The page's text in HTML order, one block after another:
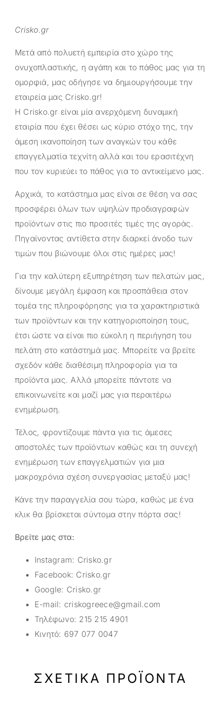
Crisko.gr
Μετά από πολυετή εμπειρία στο χώρο της
ονυχοπλαστικής, η αγάπη και το πάθος μας για τη
ομορφιά, μας οδήγησε να δημιουργήσουμε την
εταιρεία μας Crisko.gr!
Η Crisko.gr είναι μία ανερχόμενη δυναμική
εταιρία που έχει θέσει ως κύριο στόχο της, την
άμεση ικανοποίηση των αναγκών του κάθε
επαγγελματία τεχνίτη αλλά και του ερασιτέχνη
που τον κυριεύει το πάθος για το αντικείμενο μας.
Αρχικά, το κατάστημα μας είναι σε θέση να σας
προσφέρει όλων των υψηλών προδιαγραφών
προϊόντων στις πιο προσιτές τιμές της αγοράς.
Πηγαίνοντας αντίθετα στην διαρκεί άνοδο των
τιμών που βιώνουμε όλοι στις ημέρες μας!
Για την καλύτερη εξυπηρέτηση των πελατών μας,
δίνουμε μεγάλη έμφαση και προσπάθεια στον
τομέα της πληροφόρησης για τα χαρακτηριστικά
των προϊόντων και την κατηγοριοποίηση τους,
έτσι ώστε να είναι πιο εύκολη η περιήγηση του
πελάτη στο κατάστημά μας. Μπορείτε να βρείτε
σχεδόν κάθε διαθέσιμη πληροφορία για τα
προϊόντα μας. Αλλά μπορείτε πάντοτε να
επικοινωνείτε και μαζί μας για περαιτέρω
ενημέρωση.
Τέλος, φροντίζουμε πάντα για τις άμεσες
αποστολές των προϊόντων καθώς και τη συνεχή
ενημέρωση των επαγγελματιών για μια
μακροχρόνια σχέση συνεργασίας μεταξύ μας!
Κάνε την παραγγελία σου τώρα, καθώς με ένα
κλικ θα βρίσκεται σύντομα στην πόρτα σας!
Βρείτε μας στα:
Instagram: Crisko.gr
Facebook: Crisko.gr
Google: Crisko.gr
E-mail: criskogreece@gmail.com
Τηλέφωνο: 215 215 4901
Κινητό: 697 077 0047
ΣΧΕΤΙΚΆ ΠΡΟΪΌΝΤΑ